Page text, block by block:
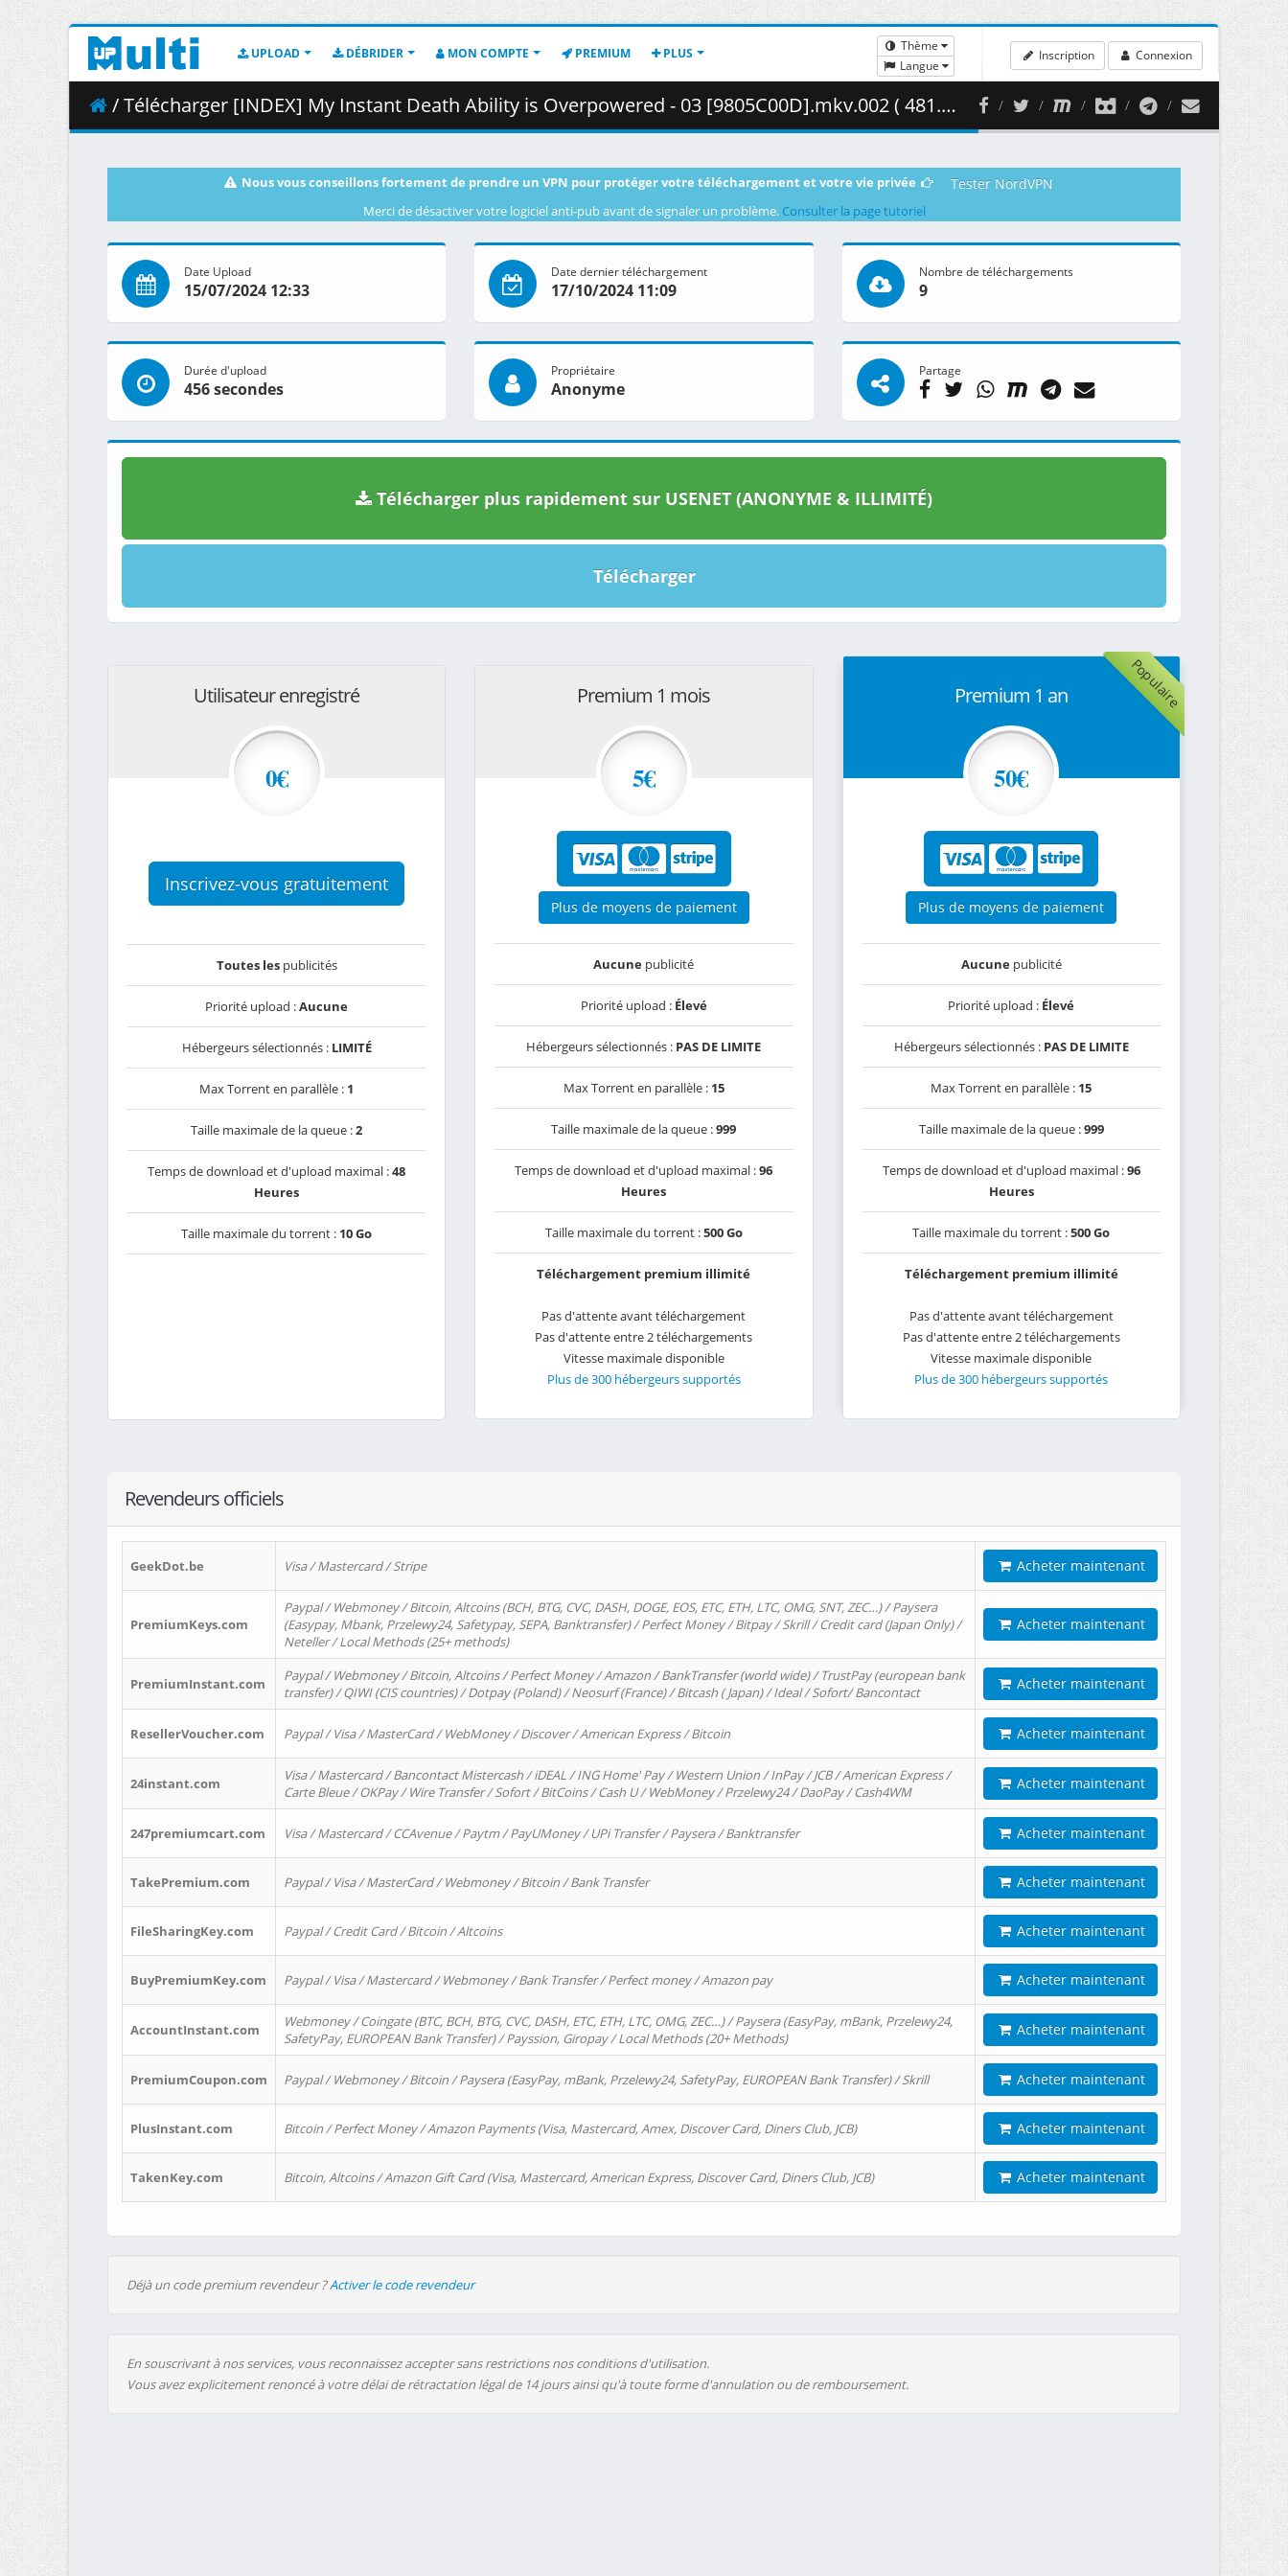
UPLOAD DÉBRIDER MON COMPTE PREMIUM PLUS
Thème
Langue
Inscription Connexion
/ Télécharger [INDEX] My Instant Death Ability is Overpowered - 03 [9805C00D].mkv.002 ( 481.92 MB )
Nous vous conseillons fortement de prendre un VPN pour protéger votre téléchargement et votre vie privée Tester NordVPN
Merci de désactiver votre logiciel anti-pub avant de signaler un problème. Consulter la page tutoriel
Date Upload
15/07/2024 12:33
Date dernier téléchargement
17/10/2024 11:09
Nombre de téléchargements
9
Durée d'upload
456 secondes
Propriétaire
Anonyme
Partage
Télécharger plus rapidement sur USENET (ANONYME & ILLIMITÉ)
Télécharger
Utilisateur enregistré
0€
Inscrivez-vous gratuitement
Toutes lespublicités
Priorité upload :Aucune
Hébergeurs sélectionnés : LIMITÉ
Max Torrent en parallèle : 1
Taille maximale de la queue :2
Temps de download et d'upload maximal :48
Heures
Taille maximale du torrent : 10 Go
Premium 1 mois
5€
Plus de moyens de paiement
Aucune publicité
Priorité upload : Élevé
Hébergeurs sélectionnés : PAS DE LIMITE
Max Torrent en parallèle : 15
Taille maximale de la queue :999
Temps de download et d'upload maximal :96
Heures
Taille maximale du torrent :500 Go
Téléchargement premium illimité
Pas d'attente avant téléchargement
Pas d'attente entre 2 téléchargements
Vitesse maximale disponible
Plus de 300 hébergeurs supportés
Populaire
Premium 1 an
50€
Plus de moyens de paiement
Aucunepublicité
Priorité upload : Élevé
Hébergeurs sélectionnés : PAS DE LIMITE
Max Torrent en parallèle : 15
Taille maximale de la queue :999
Temps de download et d'upload maximal :96
Heures
Taille maximale du torrent :500 Go
Téléchargement premium illimité
Pas d'attente avant téléchargement
Pas d'attente entre 2 téléchargements
Vitesse maximale disponible
Plus de 300 hébergeurs supportés
Revendeurs officiels
GeekDot.be Visa / Mastercard / Stripe Acheter maintenant
PremiumKeys.com
Paypal / Webmoney / Bitcoin, Altcoins (BCH, BTG, CVC, DASH, DOGE, EOS, ETC, ETH, LTC, OMG, SNT, ZEC…) / Paysera
(Easypay, Mbank, Przelewy24, Safetypay, SEPA, Banktransfer) / Perfect Money / Bitpay / Skrill / Credit card (Japan Only) /
Neteller / Local Methods (25+ methods)
Acheter maintenant
PremiumInstant.com
Paypal / Webmoney / Bitcoin, Altcoins / Perfect Money / Amazon / BankTransfer (world wide) / TrustPay (european bank
transfer) / QIWI (CIS countries) / Dotpay (Poland) / Neosurf (France) / Bitcash ( Japan) / Ideal / Sofort/ Bancontact
Acheter maintenant
ResellerVoucher.com Paypal / Visa / MasterCard / WebMoney / Discover / American Express / Bitcoin Acheter maintenant
24instant.com
Visa / Mastercard / Bancontact Mistercash / iDEAL / ING Home' Pay / Western Union / InPay / JCB / American Express /
Carte Bleue / OKPay / Wire Transfer / Sofort / BitCoins / Cash U / WebMoney / Przelewy24 / DaoPay / Cash4WM
Acheter maintenant
247premiumcart.com Visa / Mastercard / CCAvenue / Paytm / PayUMoney / UPi Transfer / Paysera / Banktransfer Acheter maintenant
TakePremium.com Paypal / Visa / MasterCard / Webmoney / Bitcoin / Bank Transfer Acheter maintenant
FileSharingKey.com Paypal / Credit Card / Bitcoin / Altcoins Acheter maintenant
BuyPremiumKey.com Paypal / Visa / Mastercard / Webmoney / Bank Transfer / Perfect money / Amazon pay Acheter maintenant
AccountInstant.com
Webmoney / Coingate (BTC, BCH, BTG, CVC, DASH, ETC, ETH, LTC, OMG, ZEC…) / Paysera (EasyPay, mBank, Przelewy24,
SafetyPay, EUROPEAN Bank Transfer) / Payssion, Giropay / Local Methods (20+ Methods)
Acheter maintenant
PremiumCoupon.com Paypal / Webmoney / Bitcoin / Paysera (EasyPay, mBank, Przelewy24, SafetyPay, EUROPEAN Bank Transfer) / Skrill Acheter maintenant
PlusInstant.com Bitcoin / Perfect Money / Amazon Payments (Visa, Mastercard, Amex, Discover Card, Diners Club, JCB) Acheter maintenant
TakenKey.com Bitcoin, Altcoins / Amazon Gift Card (Visa, Mastercard, American Express, Discover Card, Diners Club, JCB) Acheter maintenant
Déjà un code premium revendeur ?Activer le code revendeur
En souscrivant à nos services, vous reconnaissez accepter sans restrictions nos conditions d'utilisation.
Vous avez explicitement renoncé à votre délai de rétractation légal de 14 jours ainsi qu'à toute forme d'annulation ou de remboursement.